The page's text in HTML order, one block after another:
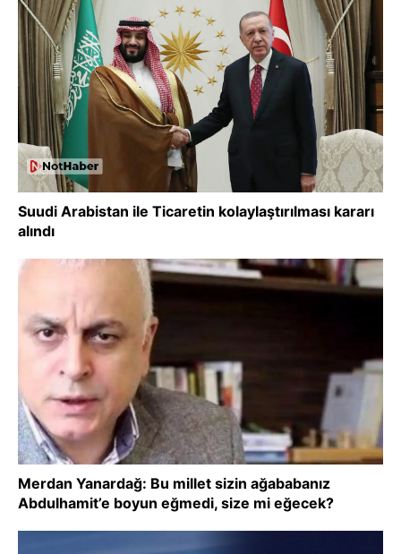
Suudi Arabistan ile Ticaretin kolaylaştırılması kararı
alındı
Merdan Yanardağ: Bu millet sizin ağababanız
Abdulhamit’e boyun eğmedi, size mi eğecek?